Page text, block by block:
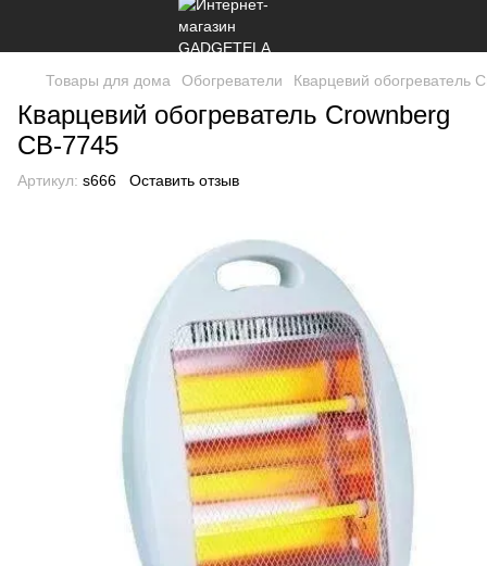
Товары для дома Обогреватели Кварцевий обогреватель
Кварцевий обогреватель Crownberg
CB-7745
Артикул: s666 Оставить отзыв